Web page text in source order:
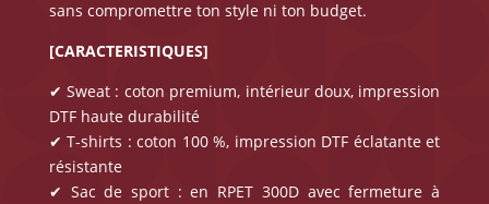
sans compromettre ton style ni ton budget.
[CARACTERISTIQUES]
✔ Sweat : coton premium, intérieur doux, impression
DTF haute durabilité
✔ T-shirts : coton 100 %, impression DTF éclatante et
résistante
✔ Sac de sport : en RPET 300D avec fermeture à